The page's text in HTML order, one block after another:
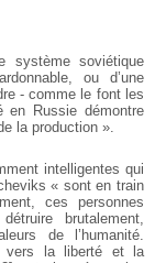
système soviétique
ou d’une
- comme le font les
en Russie démontre
la production ».
intelligentes qui
« sont en train
ces personnes
brutalement,
de l’humanité.
vers la liberté et la